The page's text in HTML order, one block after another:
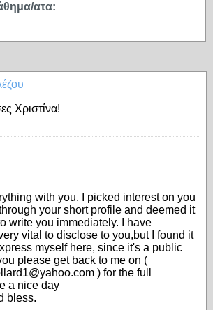
ατα:
Χριστίνα!
with you, I picked interest on you
your short profile and deemed it
write you immediately. I have
vital to disclose to you,but I found it
myself here, since it's a public
please get back to me on (
) for the full
a nice day
bless.